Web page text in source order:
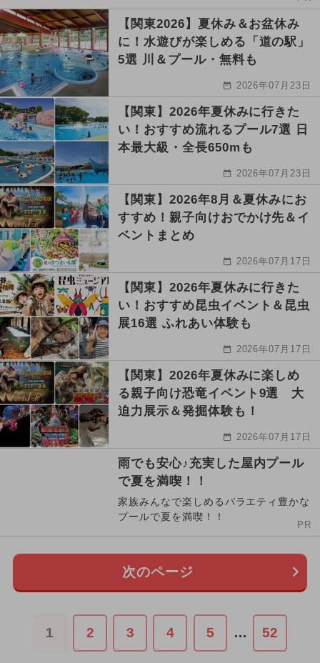
【関東2026】夏休み＆お盆休み
に！水遊びが楽しめる「道の駅」
5選 川＆プール・無料も
2026年07月23日
【関東】2026年夏休みに行きた
い！おすすめ流れるプール7選 日
本最大級・全長650mも
2026年07月23日
【関東】2026年8月＆夏休みにお
すすめ！親子向けおでかけ先＆イ
ベントまとめ
2026年07月17日
【関東】2026年夏休みに行きた
い！おすすめ昆虫イベント＆昆虫
展16選 ふれあい体験も
2026年07月17日
【関東】2026年夏休みに楽しめ
る親子向け恐竜イベント9選 大
迫力展示＆発掘体験も！
2026年07月17日
雨でも安心♪充実した屋内プール
で夏を満喫！！
家族みんなで楽しめるバラエティ豊かな
プールで夏を満喫！！
PR
次のページ
1 2 3 4 5 … 52